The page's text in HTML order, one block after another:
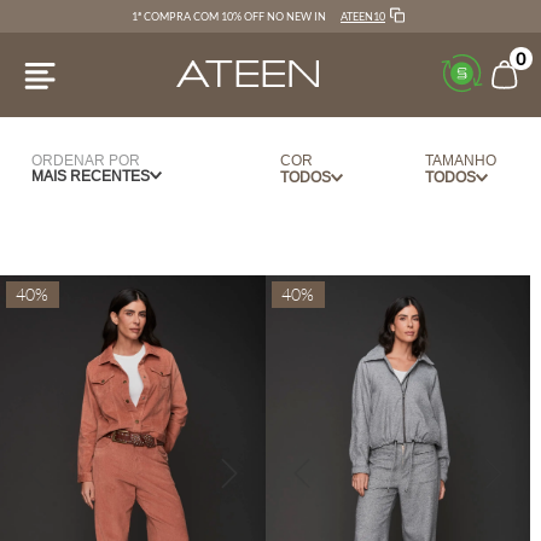
1ª COMPRA COM 10% OFF NO NEW IN ATEEN10
0
ORDENAR POR
MAIS RECENTES
COR
AZUL CLARO
BERINGELA
BRANCO
BRONZE
CAFE
CARAMELO
CEREJA
TAMANHO
40% 40%